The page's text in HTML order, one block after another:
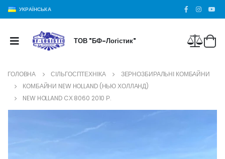
УКРАЇНСЬКА
ТОВ "БФ-Логістик"
ГОЛОВНА СІЛЬГОСПТЕХНІКА
ЗЕРНОЗБИРАЛЬНІ КОМБАЙНИ
КОМБАЙНИ NEW HOLLAND (НЬЮ ХОЛЛАНД)
NEW HOLLAND CХ 8060 2010 Р.